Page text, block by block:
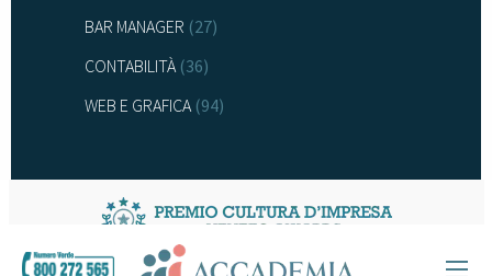
BAR MANAGER (27)
CONTABILITÀ(36)
WEB E GRAFICA(94)